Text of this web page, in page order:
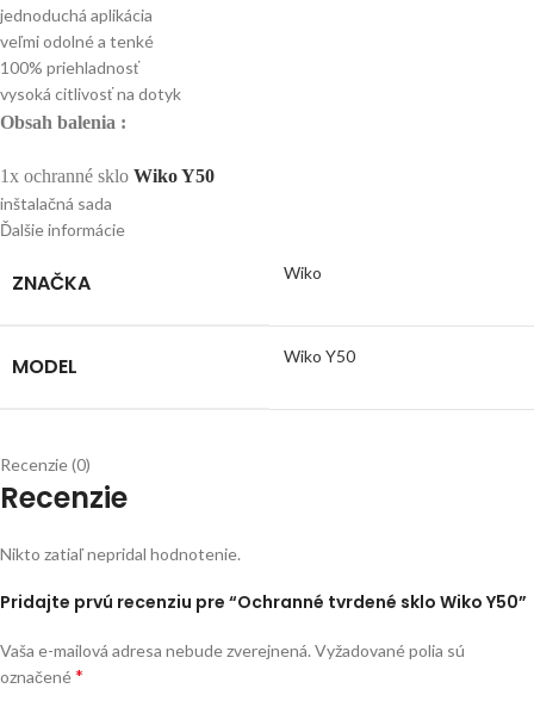
jednoduchá aplikácia
veľmi odolné a tenké
100% priehladnosť
vysoká citlivosť na dotyk
Obsah balenia :
1x ochranné sklo Wiko Y50
inštalačná sada
Ďalšie informácie
ZNAČKA Wiko
MODEL Wiko Y50
Recenzie (0)
Recenzie
Nikto zatiaľ nepridal hodnotenie.
Pridajte prvú recenziu pre “Ochranné tvrdené sklo Wiko Y50”
Vaša e-mailová adresa nebude zverejnená. Vyžadované polia sú
označené*